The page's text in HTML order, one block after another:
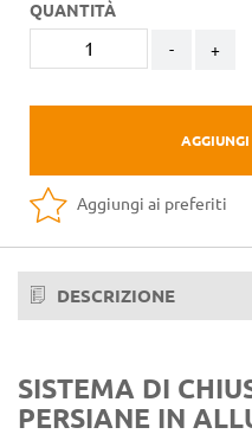
QUANTITÀ
- +
Aggiungi ai preferiti
DESCRIZIONE
SISTEMA DI
PERSIANE IN